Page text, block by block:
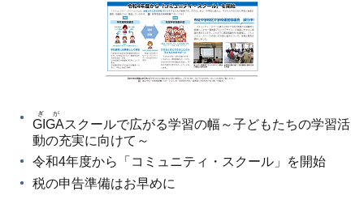
GIGA
ぎが
スクールで広がる学習の幅～子どもたちの学習活
動の充実に向けて～
令和4年度から「コミュニティ・スクール」を開始
税の申告準備はお早めに